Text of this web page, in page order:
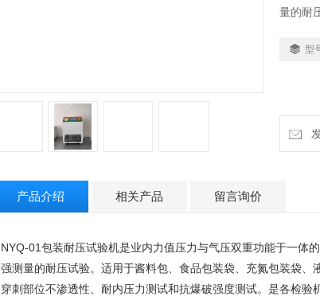
量的耐
型
产品介绍 相关产品 留言询价
NYQ-01包装耐压试验机是业内力值压力与气压双重功能于一体
强测量的耐压试验。适用于酱料包、食品包装袋、充氮包装袋
穿刺部位不渗透性、耐内压力测试和抗爆破强度测试。是各检